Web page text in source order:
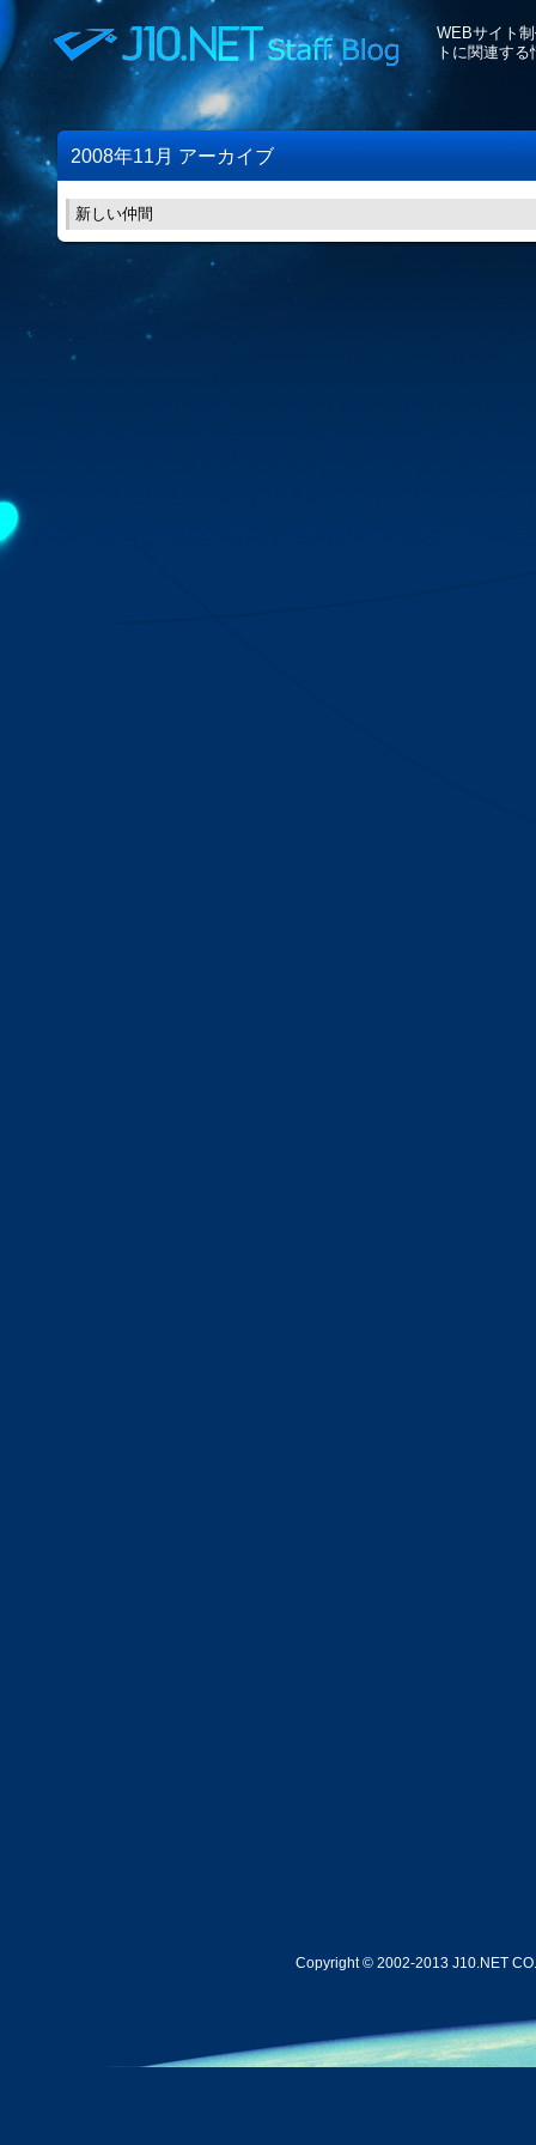
WEBサイト
トに関連す
2008年11月 アーカイブ
新しい仲間
Copyright © 2002-2013 J10.NET